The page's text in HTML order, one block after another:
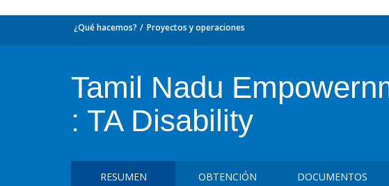
¿Qué hacemos? Proyectos y operaciones
Tamil Nadu
: TA Disability
RESUMEN OBTENCIÓN DOCUMENTOS